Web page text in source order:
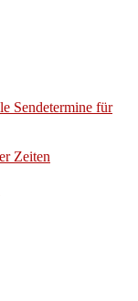
Sendetermine für
Zeiten